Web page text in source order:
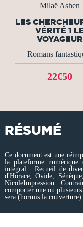
Milaë Ashen
LES
VÉRITÉ 1
VOYAGEUR
Romans
22€50
RÉSUMÉ
Ce document est une
la plateforme
intégral : Recueil de
d'Horace, Ovide,
NicoleImpression :
comporter une ou
sera (hormis la